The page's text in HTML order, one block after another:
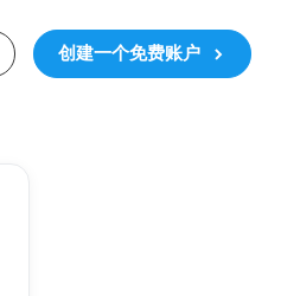
创建一个免费账户